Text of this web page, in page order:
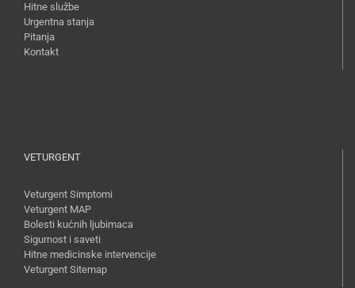
Hitne službe
Urgentna stanja
Pitanja
Kontakt
VETURGENT
Veturgent Simptomi
Veturgent MAP
Bolesti kućnih ljubimaca
Sigurnost i saveti
Hitne medicinske intervencije
Veturgent Sitemap